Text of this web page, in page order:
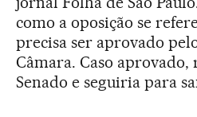
como a oposição se
precisa ser aprovado
Câmara. Caso
Senado e seguiria para